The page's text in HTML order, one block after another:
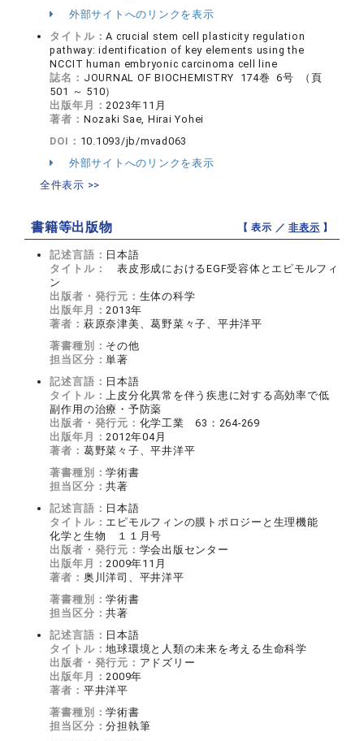
外部サイトへのリンクを表示
タイトル：A crucial stem cell plasticity regulation
pathway: identification of key elements using the
NCCIT human embryonic carcinoma cell line
誌名： JOURNAL OF BIOCHEMISTRY 174巻 6号 （頁
501 ～ 510）
出版年月：2023年11月
著者： Nozaki Sae, Hirai Yohei
DOI： 10.1093/jb/mvad063
外部サイトへのリンクを表示
全件表示 >>
書籍等出版物 【 表示 ／非表示 】
記述言語： 日本語
タイトル：
表皮形成におけるEGF受容体とエピモルフィ
ン
出版者・発行元： 生体の科学
出版年月：2013年
著者： 萩原奈津美、葛野菜々子、平井洋平
著書種別： その他
担当区分：単著
記述言語： 日本語
タイトル：上皮分化異常を伴う疾患に対する高効率で低
副作用の治療・予防薬
出版者・発行元： 化学工業 63：264-269
出版年月：2012年04月
著者： 葛野菜々子、平井洋平
著書種別：学術書
担当区分：共著
記述言語： 日本語
タイトル： エピモルフィンの膜トポロジーと生理機能
化学と生物 １１月号
出版者・発行元： 学会出版センター
出版年月：2009年11月
著者： 奥川洋司、平井洋平
著書種別：学術書
担当区分：共著
記述言語： 日本語
タイトル：地球環境と人類の未来を考える生命科学
出版者・発行元： アドズリー
出版年月：2009年
著者： 平井洋平
著書種別：学術書
担当区分：分担執筆